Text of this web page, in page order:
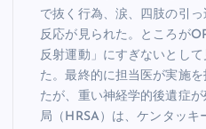
で抜く行為、涙、四肢の引
反応が見られた。ところが
反射運動」にすぎないとし
た。最終的に担当医が実施
たが、重い神経学的後遺症
局（HRSA）は、ケンタッ